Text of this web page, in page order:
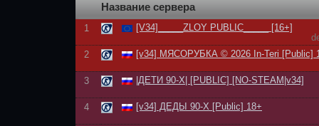
Название сервера
1
[V34]_____ZLOY PUBLIC_____ [16+]
2
[v34] МЯСОРУБКА © 2026 In-Teri [Public]
3 |ДЕТИ 90-Х| [PUBLIC] [NO-STEAM|v34]
4 [v34] ДЕДЫ 90-Х [Public] 18+